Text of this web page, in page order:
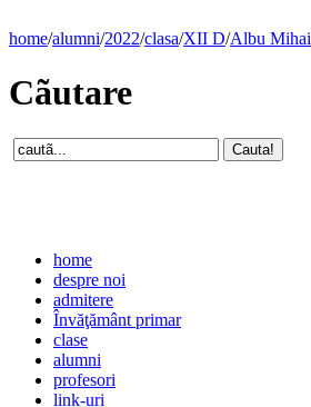
home/alumni/2022/clasa/XII D/Albu Mihai
Cãutare
home
despre noi
admitere
Învăţământ primar
clase
alumni
profesori
link-uri